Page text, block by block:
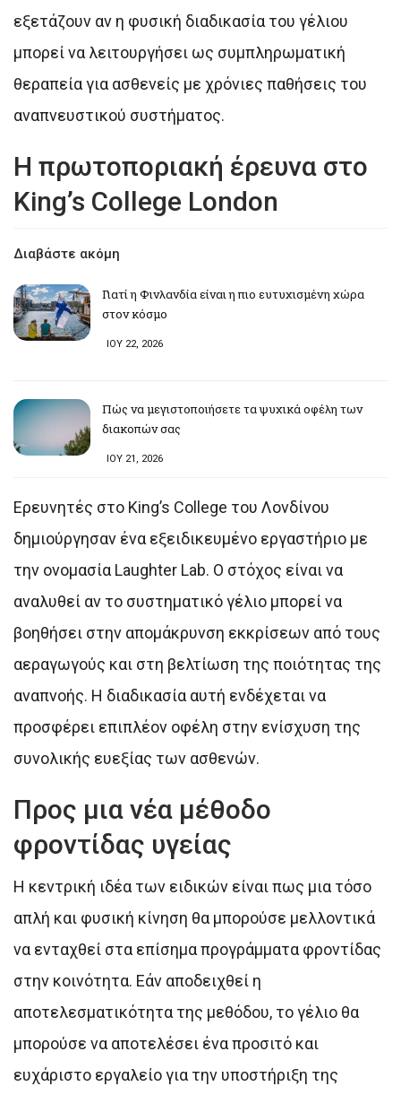
εξετάζουν αν η φυσική διαδικασία του γέλιου
μπορεί να λειτουργήσει ως συμπληρωματική
θεραπεία για ασθενείς με χρόνιες παθήσεις του
αναπνευστικού συστήματος.
Η πρωτοποριακή έρευνα στο
King’s College London
Διαβάστε ακόμη
Γιατί η Φινλανδία είναι η πιο ευτυχισμένη χώρα
στον κόσμο
ΙΟΥ 22, 2026
Πώς να μεγιστοποιήσετε τα ψυχικά οφέλη των
διακοπών σας
ΙΟΥ 21, 2026
Ερευνητές στο King’s College του Λονδίνου
δημιούργησαν ένα εξειδικευμένο εργαστήριο με
την ονομασία Laughter Lab. Ο στόχος είναι να
αναλυθεί αν το συστηματικό γέλιο μπορεί να
βοηθήσει στην απομάκρυνση εκκρίσεων από τους
αεραγωγούς και στη βελτίωση της ποιότητας της
αναπνοής. Η διαδικασία αυτή ενδέχεται να
προσφέρει επιπλέον οφέλη στην ενίσχυση της
συνολικής ευεξίας των ασθενών.
Προς μια νέα μέθοδο
φροντίδας υγείας
Η κεντρική ιδέα των ειδικών είναι πως μια τόσο
απλή και φυσική κίνηση θα μπορούσε μελλοντικά
να ενταχθεί στα επίσημα προγράμματα φροντίδας
στην κοινότητα. Εάν αποδειχθεί η
αποτελεσματικότητα της μεθόδου, το γέλιο θα
μπορούσε να αποτελέσει ένα προσιτό και
ευχάριστο εργαλείο για την υποστήριξη της